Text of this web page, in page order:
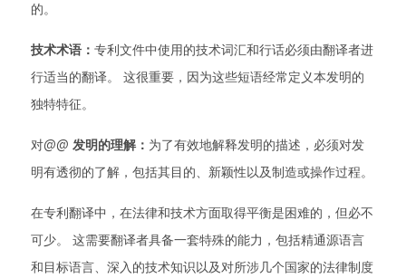
的。
技术术语： 专利文件中使用的技术词汇和行话必须由翻译者进
行适当的翻译。 这很重要，因为这些短语经常定义本发明的
独特特征。
对@@ 发明的理解： 为了有效地解释发明的描述，必须对发
明有透彻的了解，包括其目的、新颖性以及制造或操作过程。
在专利翻译中，在法律和技术方面取得平衡是困难的，但必不
可少。 这需要翻译者具备一套特殊的能力，包括精通源语言
和目标语言、深入的技术知识以及对所涉几个国家的法律制度